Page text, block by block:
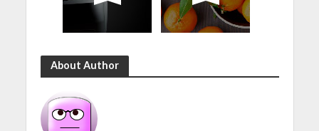
About Author